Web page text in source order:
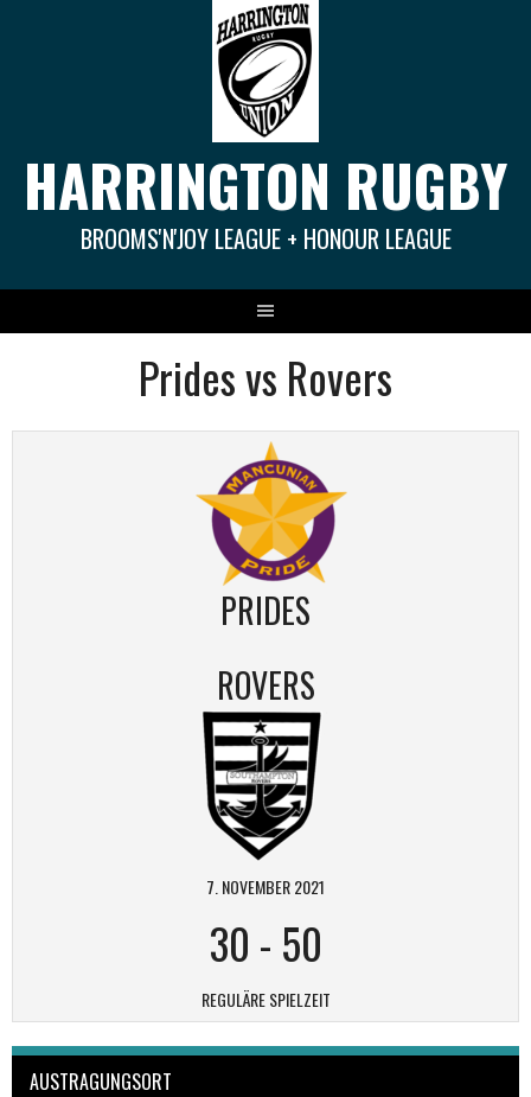
HARRINGTON RUGBY
BROOMS'N'JOY LEAGUE + HONOUR LEAGUE
Prides vs Rovers
PRIDES
ROVERS
7. NOVEMBER 2021
30 - 50
REGULÄRE SPIELZEIT
AUSTRAGUNGSORT